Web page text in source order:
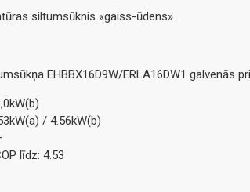
siltumsūknis «gaiss-ūdens» .
EHBBX16D9W/ERLA16DW1 galvenās
/ 4.56kW(b)
līdz: 4.53